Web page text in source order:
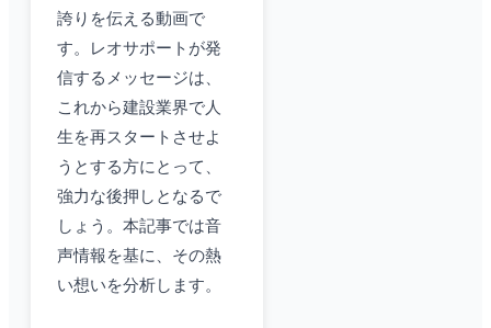
誇りを伝える動画で
す。レオサポートが発
信するメッセージは、
これから建設業界で人
生を再スタートさせよ
うとする方にとって、
強力な後押しとなるで
しょう。本記事では音
声情報を基に、その熱
い想いを分析します。